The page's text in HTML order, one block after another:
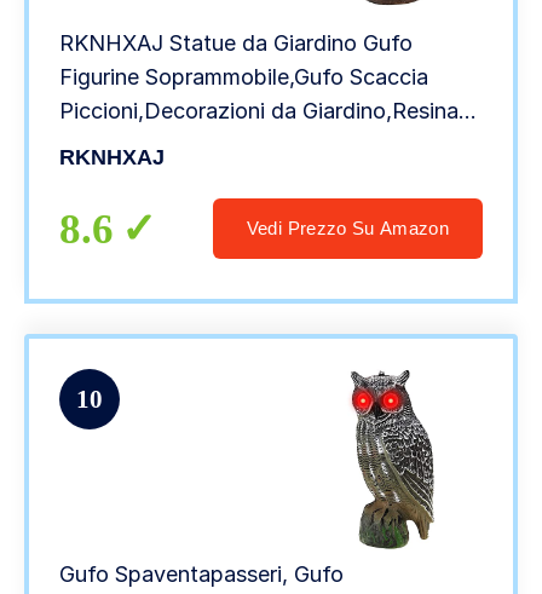
RKNHXAJ Statue da Giardino Gufo
Figurine Soprammobile,Gufo Scaccia
Piccioni,Decorazioni da Giardino,Resina
Animale Uccelli Statuette
17cm (Grigio)
RKNHXAJ
8.6 Vedi Prezzo Su Amazon
10
Gufo Spaventapasseri, Gufo